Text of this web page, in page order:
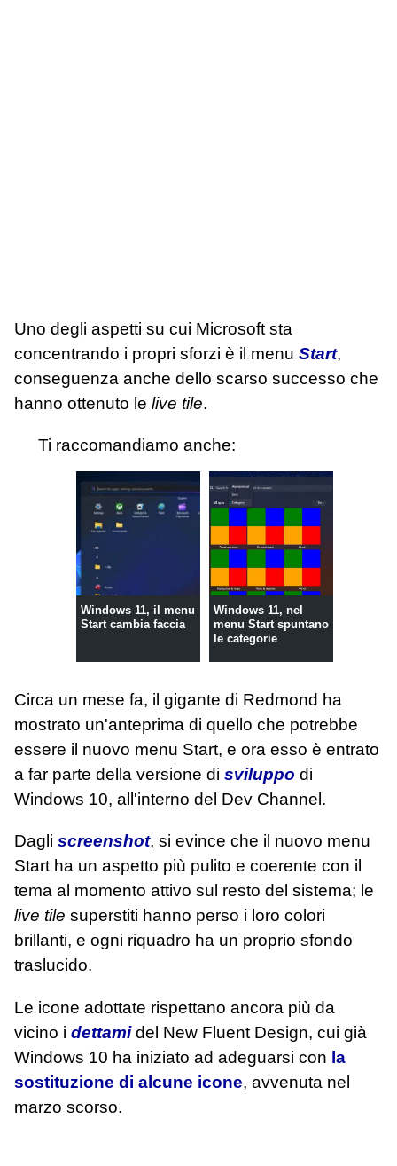
Uno degli aspetti su cui Microsoft sta
concentrando i propri sforzi è il menu Start,
conseguenza anche dello scarso successo che
hanno ottenuto le live tile.
Ti raccomandiamo anche:
Windows 11, il menu
Start cambia faccia
Windows 11, nel
menu Start spuntano
le categorie
Circa un mese fa, il gigante di Redmond ha
mostrato un'anteprima di quello che potrebbe
essere il nuovo menu Start, e ora esso è entrato
a far parte della versione di sviluppo di
Windows 10, all'interno del Dev Channel.
Dagli screenshot, si evince che il nuovo menu
Start ha un aspetto più pulito e coerente con il
tema al momento attivo sul resto del sistema; le
live tile superstiti hanno perso i loro colori
brillanti, e ogni riquadro ha un proprio sfondo
traslucido.
Le icone adottate rispettano ancora più da
vicino i dettamidel New Fluent Design, cui già
Windows 10 ha iniziato ad adeguarsi con la
sostituzione di alcune icone, avvenuta nel
marzo scorso.